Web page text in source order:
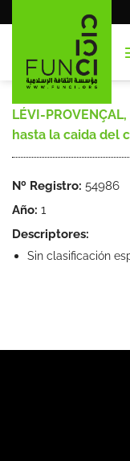
al
LÉVI-
hasta la caida del
Nº Registro: 54986
Año: 1
Descriptores:
Sin clasificación